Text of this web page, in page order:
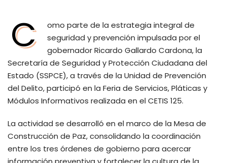
C
omo parte de la estrategia integral de
seguridad y prevención impulsada por el
gobernador Ricardo Gallardo Cardona, la
Secretaría de Seguridad y Protección Ciudadana del
Estado (SSPCE), a través de la Unidad de Prevención
del Delito, participó en la Feria de Servicios, Pláticas y
Módulos Informativos realizada en el CETIS 125.
La actividad se desarrolló en el marco de la Mesa de
Construcción de Paz, consolidando la coordinación
entre los tres órdenes de gobierno para acercar